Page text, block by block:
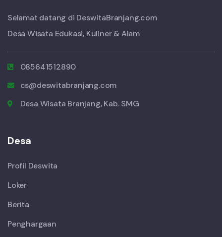
Selamat datang di DeswitaBranjang.com
Desa Wisata Edukasi, Kuliner & Alam
085641512890
cs@deswitabranjang.com
Desa Wisata Branjang, Kab. SMG
Desa
Profil Deswita
Loker
Berita
Penghargaan